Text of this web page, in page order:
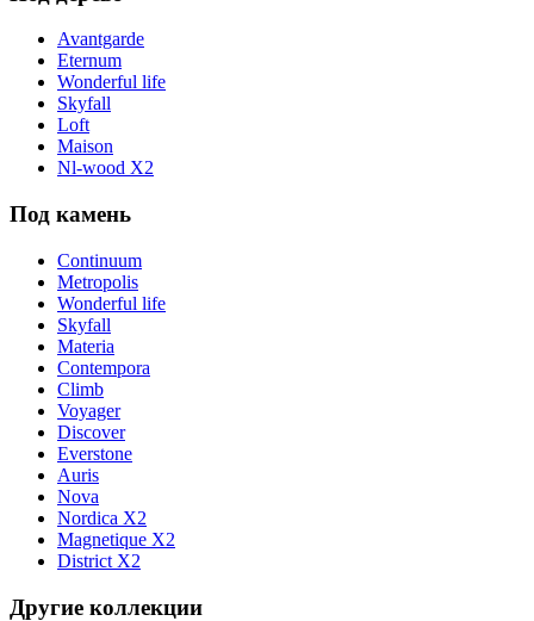
Avantgarde
Eternum
Wonderful life
Skyfall
Loft
Maison
Nl-wood X2
Под камень
Continuum
Metropolis
Wonderful life
Skyfall
Materia
Contempora
Climb
Voyager
Discover
Everstone
Auris
Nova
Nordica X2
Magnetique X2
District X2
Другие коллекции